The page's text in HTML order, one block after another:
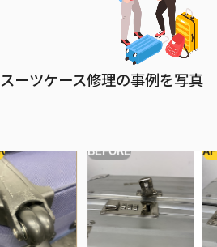
ーツケース修理の事例を写真
BEFORE